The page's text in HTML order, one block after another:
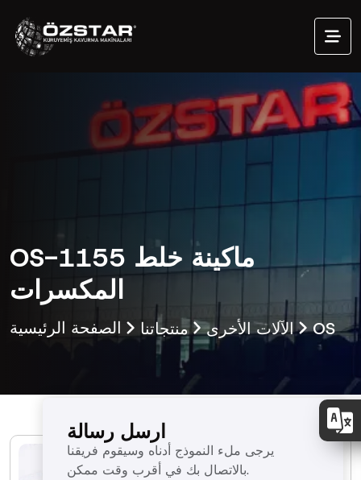
OS-1155 ماكينة خلط
المكسرات
الصفحة الرئيسية منتجاتنا الآلات الأخرى OS
ارسل رسالة
يرجى ملء النموذج أدناه وسيقوم فريقنا
بالاتصال بك في أقرب وقت ممكن.